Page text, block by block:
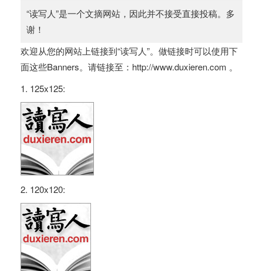
“读写人”是一个文摘网站，因此并不接受直接投稿。多
谢！
欢迎从您的网站上链接到“读写人”。做链接时可以使用下
面这些Banners。请链接至：http://www.duxieren.com 。
1. 125x125:
2. 120x120: